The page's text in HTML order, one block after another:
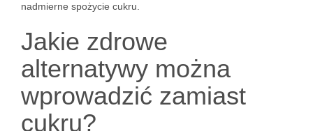
nadmierne spożycie cukru.
Jakie zdrowe
alternatywy można
wprowadzić zamiast
cukru?